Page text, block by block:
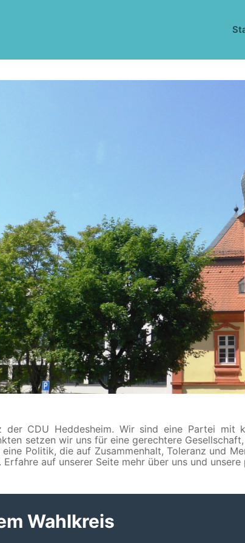
der CDU Heddesheim. Wir sind eine Partei mit
setzen wir uns für eine gerechtere
Politik, die auf Zusammenhalt, Toleranz und
auf unserer Seite mehr über uns und unsere
Wahlkreis